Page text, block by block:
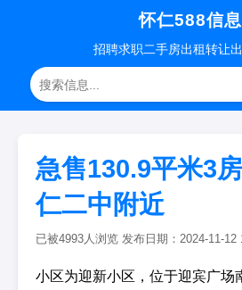
怀仁588信息
招聘求职二手房出租转让
急售130.9平米3
仁二中附近
已被4993人浏览 发布日期：2024-11-12
小区为迎新小区，位于迎宾广场